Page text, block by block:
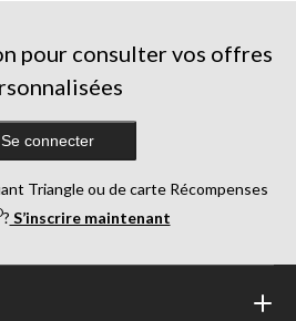
pour consulter vos offres
Se connecter
Triangle ou de carte Récompenses
? S’inscrire maintenant